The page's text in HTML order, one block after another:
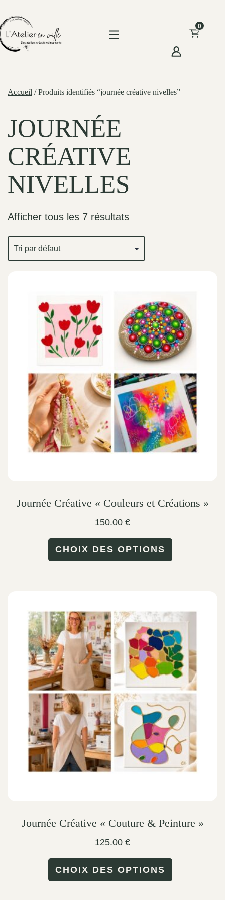
to
content
0
Accueil / Produits identifiés “journée créative nivelles”
JOURNÉE
CRÉATIVE
NIVELLES
Afficher tous les 7 résultats
Journée Créative « Couleurs et Créations »
150.00 €
CHOIX DES OPTIONS
variants.
The
options
may
be
chosen
on
the
product
page
Journée Créative « Couture & Peinture »
125.00 €
CHOIX DES OPTIONS